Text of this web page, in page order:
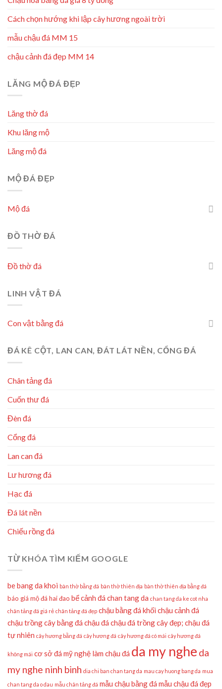
Cách chọn hướng khi lập cây hương ngoài trời
mẫu chậu đá MM 15
chậu cảnh đá đẹp MM 14
LĂNG MỘ ĐÁ ĐẸP
Lăng thờ đá
Khu lăng mộ
Lăng mộ đá
MỘ ĐÁ ĐẸP
Mộ đá
ĐỒ THỜ ĐÁ
Đồ thờ đá
LINH VẬT ĐÁ
Con vật bằng đá
ĐÁ KÊ CỘT, LAN CAN, ĐÁT LÁT NỀN, CỔNG ĐÁ
Chân tảng đá
Cuốn thư đá
Đèn đá
Cổng đá
Lan can đá
Lư hương đá
Hạc đá
Đá lát nền
Chiếu rồng đá
TỪ KHÓA TÌM KIẾM GOOGLE
be bang da khoi bàn thờ bằng đá bàn thờ thiên địa bàn thờ thiên địa bằng đá
báo giá mộ đá hai đao bể cảnh đá chan tang da chan tang da ke cot nha
chân tảng đá giá rẻ chân tảng đá đẹp chậu bằng đá khối chậu cảnh đá
chậu trồng cây bằng đá chậu đá chậu đá trồng cây đẹp; chậu đá
tự nhiên cây hương bằng đá cây hương đá cây hương đá có mái cây hương đá
không mái cơ sở đá mỹ nghệ làm chậu đá da my nghe da
my nghe ninh binh dia chi ban chan tang da mau cay huong bang da mua
chan tang da o dau mẫu chân tảng đá mẫu chậu bằng đá mẫu chậu đá đẹp